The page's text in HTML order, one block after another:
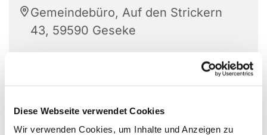
Diese Webseite verwendet Cookies
Wir verwenden Cookies, um Inhalte und Anzeigen zu
Gemeindebüro, Auf den Strickern
43, 59590 Geseke